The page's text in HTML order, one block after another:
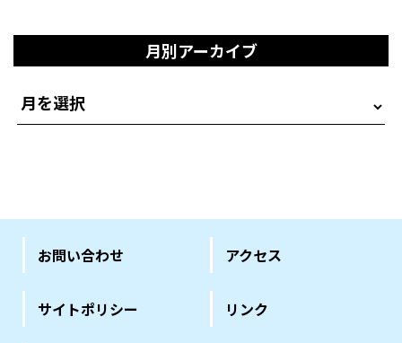
月別アーカイブ
お問い合わせ アクセス
サイトポリシー リンク